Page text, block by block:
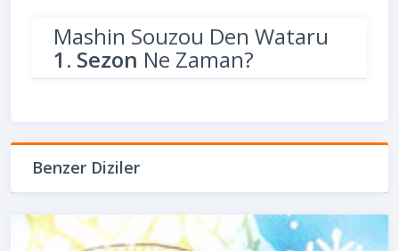
Mashin Souzou Den Wataru
1. Sezon Ne Zaman?
Benzer Diziler